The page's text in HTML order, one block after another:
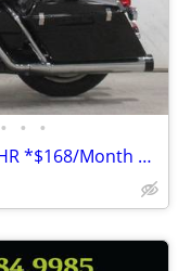
• • •
2006 Harley-Davidson Road King FLHR *$168/Month OAC $0 Down*